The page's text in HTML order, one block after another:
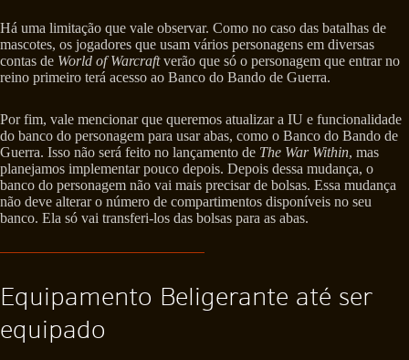
Há uma limitação que vale observar. Como no caso das batalhas de
mascotes, os jogadores que usam vários personagens em diversas
contas de World of Warcraftverão que só o personagem que entrar no
reino primeiro terá acesso ao Banco do Bando de Guerra.
Por fim, vale mencionar que queremos atualizar a IU e funcionalidade
do banco do personagem para usar abas, como o Banco do Bando de
Guerra. Isso não será feito no lançamento de The War Within, mas
planejamos implementar pouco depois. Depois dessa mudança, o
banco do personagem não vai mais precisar de bolsas. Essa mudança
não deve alterar o número de compartimentos disponíveis no seu
banco. Ela só vai transferi-los das bolsas para as abas.
Equipamento Beligerante até ser
equipado